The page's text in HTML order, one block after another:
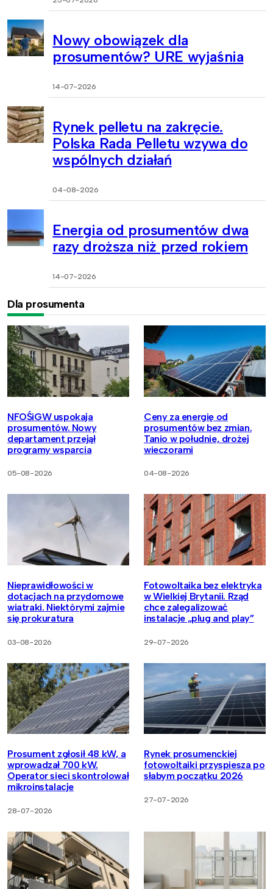
Nowy obowiązek dla
prosumentów? URE wyjaśnia
14-07-2026
Rynek pelletu na zakręcie.
Polska Rada Pelletu wzywa do
wspólnych działań
04-08-2026
Energia od prosumentów dwa
razy droższa niż przed rokiem
14-07-2026
Dla prosumenta
NFOŚiGW uspokaja
prosumentów. Nowy
departament przejął
programy wsparcia
05-08-2026
Ceny za energię od
prosumentów bez zmian.
Tanio w południe, drożej
wieczorami
04-08-2026
Nieprawidłowości w
dotacjach na przydomowe
wiatraki. Niektórymi zajmie
się prokuratura
03-08-2026
Fotowoltaika bez elektryka
w Wielkiej Brytanii. Rząd
chce zalegalizować
instalacje „plug and play”
29-07-2026
Prosument zgłosił 48 kW, a
wprowadzał 700 kW.
Operator sieci skontrolował
mikroinstalacje
28-07-2026
Rynek prosumenckiej
fotowoltaiki przyspiesza po
słabym początku 2026
27-07-2026